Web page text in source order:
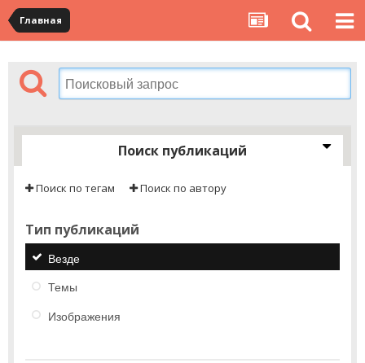
Главная
Поиск публикаций
Поиск по тегам Поиск по автору
Тип публикаций
Везде
Темы
Изображения